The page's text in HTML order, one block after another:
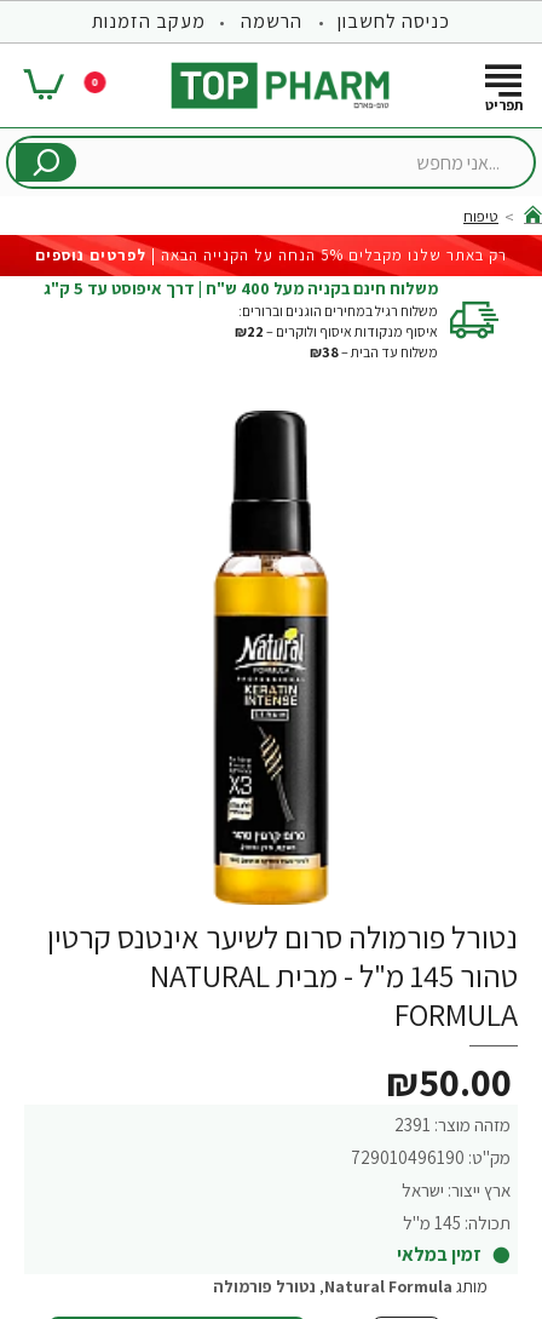
כניסה לחשבון הרשמה מעקב הזמנות
0
...אני
home
טיפוח
רק באתר שלנו מקבלים 5% הנחה על הקנייה הבאה |
לפרטים נוספים
משלוח חינם בקניה מעל 400 ש"ח | דרך איפוסט עד 5 ק"ג
משלוח רגיל במחירים הוגנים וברורים:
איסוף מנקודות איסוף ולוקרים – ₪22
משלוח עד הבית –₪38
נטורל פורמולה סרום לשיער אינטנס קרטין
טהור 145 מ"ל - מבית NATURAL
FORMULA
מזהה מוצר: 2391
מק"ט: 729010496190
ארץ ייצור: ישראל
תכולה: 145 מ"ל
זמין במלאי
₪50.00
מותג Natural Formula
, נטורל פורמולה